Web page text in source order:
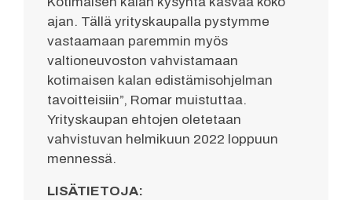
ajan. Tällä yrityskaupalla pystymme
vastaamaan paremmin myös
valtioneuvoston vahvistamaan
kotimaisen kalan edistämisohjelman
tavoitteisiin”, Romar muistuttaa.
Yrityskaupan ehtojen oletetaan
vahvistuvan helmikuun 2022 loppuun
mennessä.
LISÄTIETOJA: